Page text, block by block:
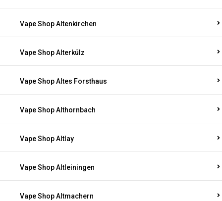
Vape Shop Altenkirchen
Vape Shop Alterkülz
Vape Shop Altes Forsthaus
Vape Shop Althornbach
Vape Shop Altlay
Vape Shop Altleiningen
Vape Shop Altmachern